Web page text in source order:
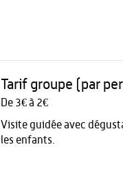
Tarif groupe (par
De 3€ à 2€
Visite guidée avec
les enfants.